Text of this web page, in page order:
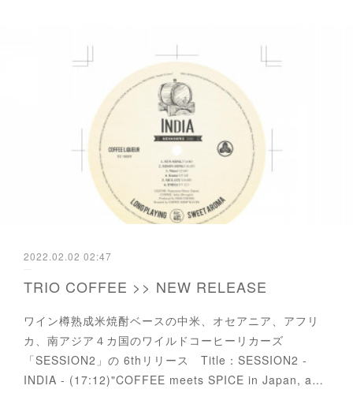
2022.02.02 02:47
TRIO COFFEE >> NEW RELEASE
ワイン樽熟成米焼酎ベースの中米、オセアニア、アフリ
カ、南アジア４カ国のワイルドコーヒーリカーズ
「SESSION2」の 6thリリース Title：SESSION2 -
INDIA - (17:12)"COFFEE meets SPICE in Japan, a…